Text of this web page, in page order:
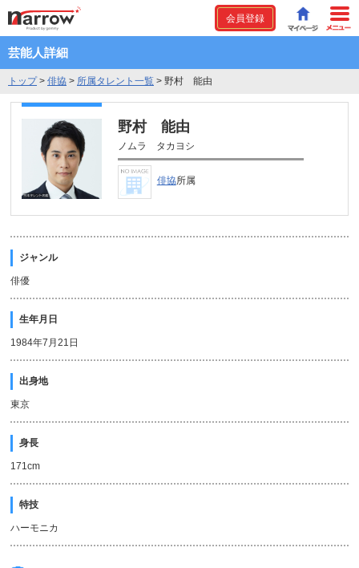
会員登録
芸能人詳細
トップ> 俳協 > 所属タレント一覧 > 野村 能由
野村 能由
ノムラ タカヨシ
俳協所属
ジャンル
俳優
生年月日
1984年7月21日
出身地
東京
身長
171cm
特技
ハーモニカ